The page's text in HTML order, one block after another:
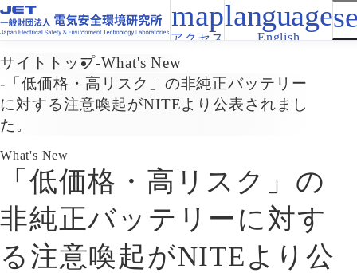
アクセス English
サイトトップ What's New
「低価格・高リスク」の非純正バッテリー
に対する注意喚起がNITEより公表されまし
た。
What's New
「低価格・高リスク」の
非純正バッテリーに対す
る注意喚起がNITEより公